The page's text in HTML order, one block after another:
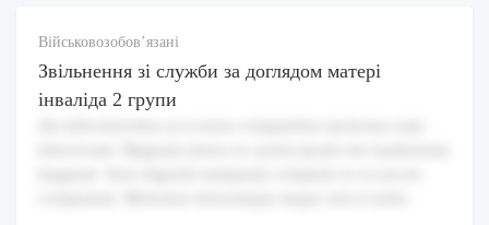
Військовозобов’язані
Звільнення зі служби за доглядом матері
інваліда 2 групи